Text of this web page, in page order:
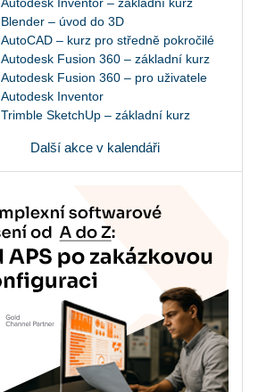
Blender – úvod do 3D
AutoCAD – kurz pro středně pokročilé
Autodesk Fusion 360 – základní kurz
Autodesk Fusion 360 – pro uživatele
Autodesk Inventor
Trimble SketchUp – základní kurz
Další akce v kalendáři